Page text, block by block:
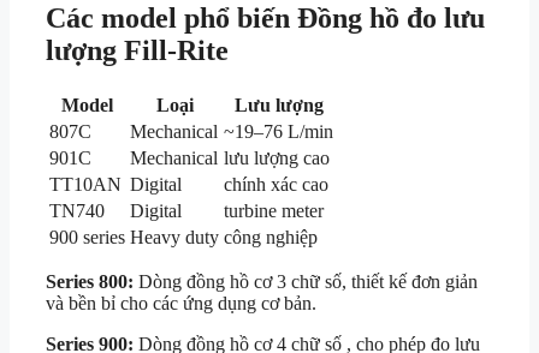
Các model phổ biến Đồng hồ đo lưu
lượng Fill-Rite
Model Loại
Lưu lượng
807C
Mechanical ~19–76 L/min
901C
Mechanical lưu lượng cao
TT10AN Digital
chính xác cao
TN740
Digital
turbine meter
900 series Heavy duty công nghiệp
Series 800: Dòng đồng hồ cơ 3 chữ số, thiết kế đơn giản
và bền bỉ cho các ứng dụng cơ bản.
Series 900: Dòng đồng hồ cơ 4 chữ số , cho phép đo lưu